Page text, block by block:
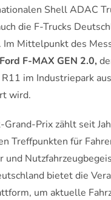
Shell ADAC
die F-Trucks
Im Mittelpunkt des
F-MAX GEN 2.0,
im Industriepark
wird.
Grand-Prix zählt seit
Treffpunkten für
und
bietet die
um aktuelle